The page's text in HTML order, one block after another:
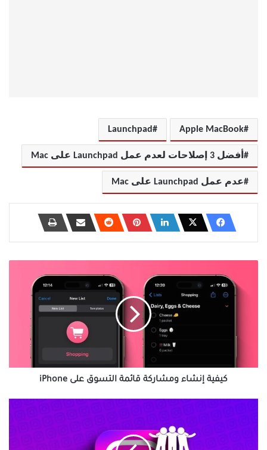
Apple MacBook
Launchpad
أفضل 3 إصلاحات لعدم عمل Launchpad على Mac
عدم عمل Launchpad على Mac
ومشاركة
كيفية إنشاء ومشاركة قائمة التسوق على iPhone